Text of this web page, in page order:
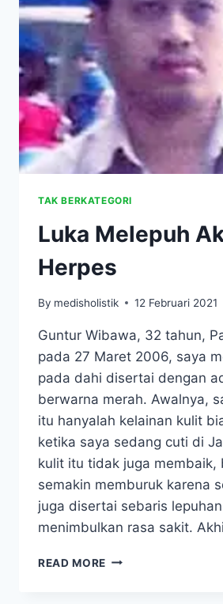
BERBEDA
BIASANYA
TAK BERKATEGORI
Luka Melepuh
Herpes
By medisholistik 12 Februari 2021
Guntur Wibawa, 32 tahun,
pada 27 Maret 2006, saya
pada dahi disertai dengan
berwarna merah. Awalnya,
itu hanyalah kelainan kulit
ketika saya sedang cuti di
kulit itu tidak juga membaik,
semakin memburuk karena
juga disertai sebaris
menimbulkan rasa sakit.
READ MORE LUKA